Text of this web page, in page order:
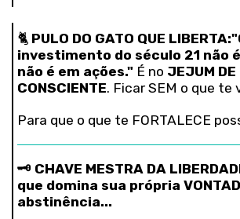
🐈 PULO DO GATO QUE LIBERTA:
investimento do século 21 não
não é em ações." É no JEJUM DE
CONSCIENTE. Ficar SEM o que te
Para que o que te FORTALECE
🗝️ CHAVE MESTRA DA
que domina sua própria
abstinência...